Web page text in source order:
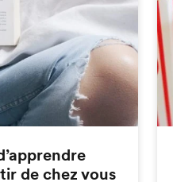
de chez vous